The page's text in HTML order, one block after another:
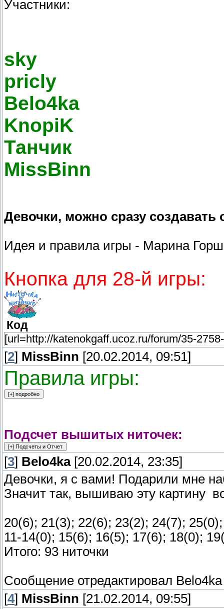
Участники:
sky
pricly
Belo4ka
KnopiK
Танчик
MissBinn
Девочки, можно сразу
Идея и правила игры - Марина
Кнопка для 28-й игры:
Код
[url=http://katenokgaff.ucoz.ru/forum/35-
[2] MissBinn [20.02.2014, 09:51]
Правила игры:
Подсчет вышитых ниточек:
[3] Belo4ka[20.02.2014, 23:35]
Девочки, я с вами! Подарили мне
Значит так, вышиваю эту картину
20(6); 21(3); 22(6); 23(2); 24(7);
11-14(0); 15(6); 16(5); 17(6); 18(0);
Итого: 93 ниточки
Сообщение отредактировал Belo4ka
[4] MissBinn [21.02.2014, 09:55]